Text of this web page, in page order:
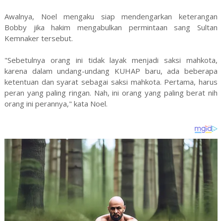
Awalnya, Noel mengaku siap mendengarkan keterangan
Bobby jika hakim mengabulkan permintaan sang Sultan
Kemnaker tersebut.
"Sebetulnya orang ini tidak layak menjadi saksi mahkota,
karena dalam undang-undang KUHAP baru, ada beberapa
ketentuan dan syarat sebagai saksi mahkota. Pertama, harus
peran yang paling ringan. Nah, ini orang yang paling berat nih
orang ini perannya," kata Noel.